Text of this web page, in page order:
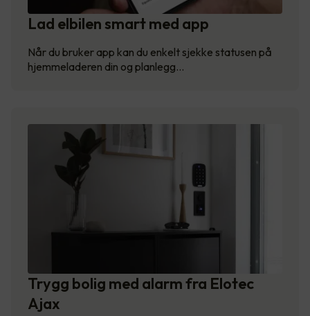
Lad elbilen smart med app
Når du bruker app kan du enkelt sjekke statusen på
hjemmeladeren din og planlegg…
Trygg bolig med alarm fra Elotec
Ajax